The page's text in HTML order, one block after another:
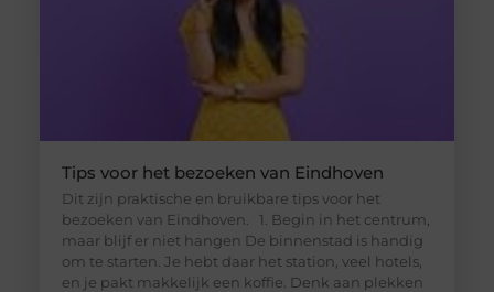
Tips voor het bezoeken van Eindhoven
Dit zijn praktische en bruikbare tips voor het
bezoeken van Eindhoven. 1. Begin in het centrum,
maar blijf er niet hangen De binnenstad is handig
om te starten. Je hebt daar het station, veel hotels,
en je pakt makkelijk een koffie. Denk aan plekken